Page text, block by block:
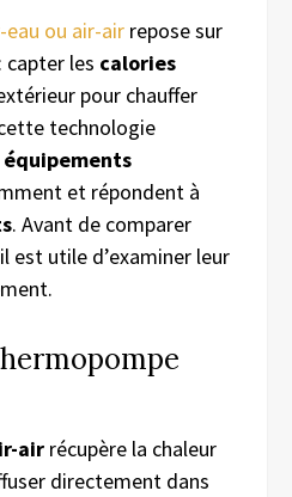
ou air-air repose sur
capter les calories
pour chauffer
technologie
équipements
et répondent à
. Avant de comparer
est utile d’examiner leur
air récupère la chaleur
directement dans